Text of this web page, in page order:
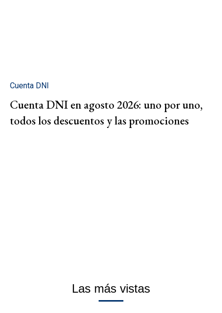
Cuenta DNI
Cuenta DNI en agosto 2026: uno por uno,
todos los descuentos y las promociones
Las más vistas